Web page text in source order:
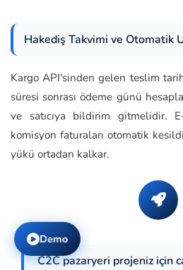
Hakediş Takvimi ve Otomatik
Kargo API'sinden gelen teslim
süresi sonrası ödeme günü
ve satıcıya bildirim gitmelidir.
komisyon faturaları otomatik
yükü ortadan kalkar.
C2C pazaryeri projeniz için
Demo